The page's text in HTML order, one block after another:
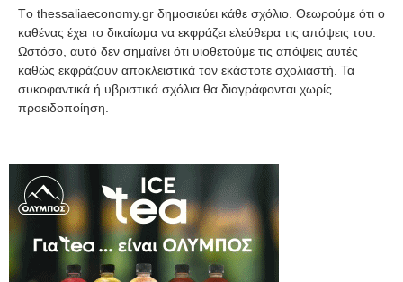
Tο thessaliaeconomy.gr δημοσιεύει κάθε σχόλιο. Θεωρούμε ότι ο
καθένας έχει το δικαίωμα να εκφράζει ελεύθερα τις απόψεις του.
Ωστόσο, αυτό δεν σημαίνει ότι υιοθετούμε τις απόψεις αυτές
καθώς εκφράζουν αποκλειστικά τον εκάστοτε σχολιαστή. Τα
συκοφαντικά ή υβριστικά σχόλια θα διαγράφονται χωρίς
προειδοποίηση.